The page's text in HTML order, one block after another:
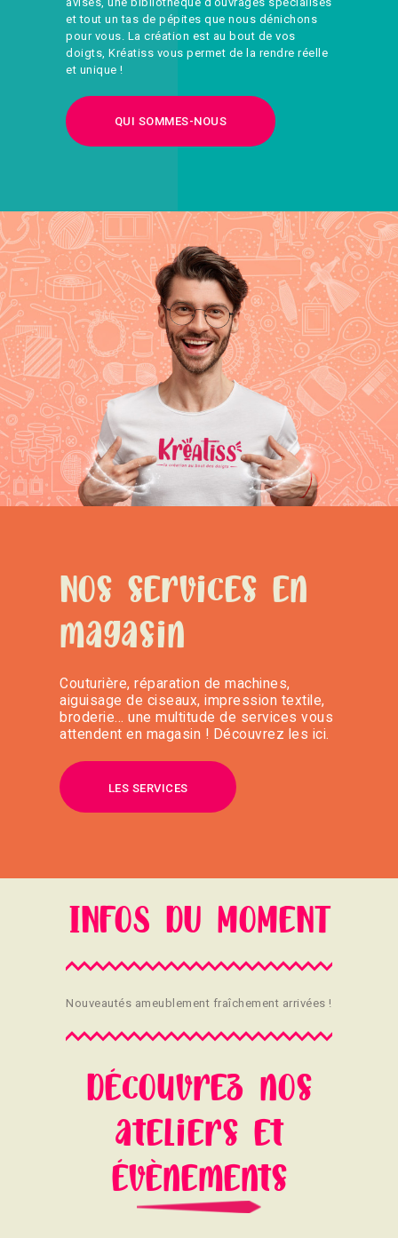
et tout un tas de pépites que nous dénichons
pour vous. La création est au bout de vos
doigts, Kréatiss vous permet de la rendre réelle
et unique !
QUI SOMMES-NOUS
Nos services en
magasin
Couturière, réparation de machines,
aiguisage de ciseaux, impression textile,
broderie… une multitude de services vous
attendent en magasin ! Découvrez les ici.
LES SERVICES
INFOS DU MOMENT
Nouveautés ameublement fraîchement arrivées !
Découvrez nos
ateliers et
évènements